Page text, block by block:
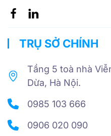
TRỤ SỞ CHÍNH
Tầng 5 toà nhà
Dừa, Hà Nội.
0985 103 666
0906 020 090